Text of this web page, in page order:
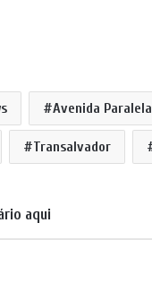
Avenida Paralela
Transalvador
aqui